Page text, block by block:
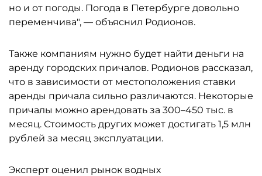
но и от погоды. Погода в Петербурге довольно
переменчива", — объяснил Родионов.
Также компаниям нужно будет найти деньги на
аренду городских причалов. Родионов рассказал,
что в зависимости от местоположения ставки
аренды причала сильно различаются. Некоторые
причалы можно арендовать за 300–450 тыс. в
месяц. Стоимость других может достигать 1,5 млн
рублей за месяц эксплуатации.
Эксперт оценил рынок водных